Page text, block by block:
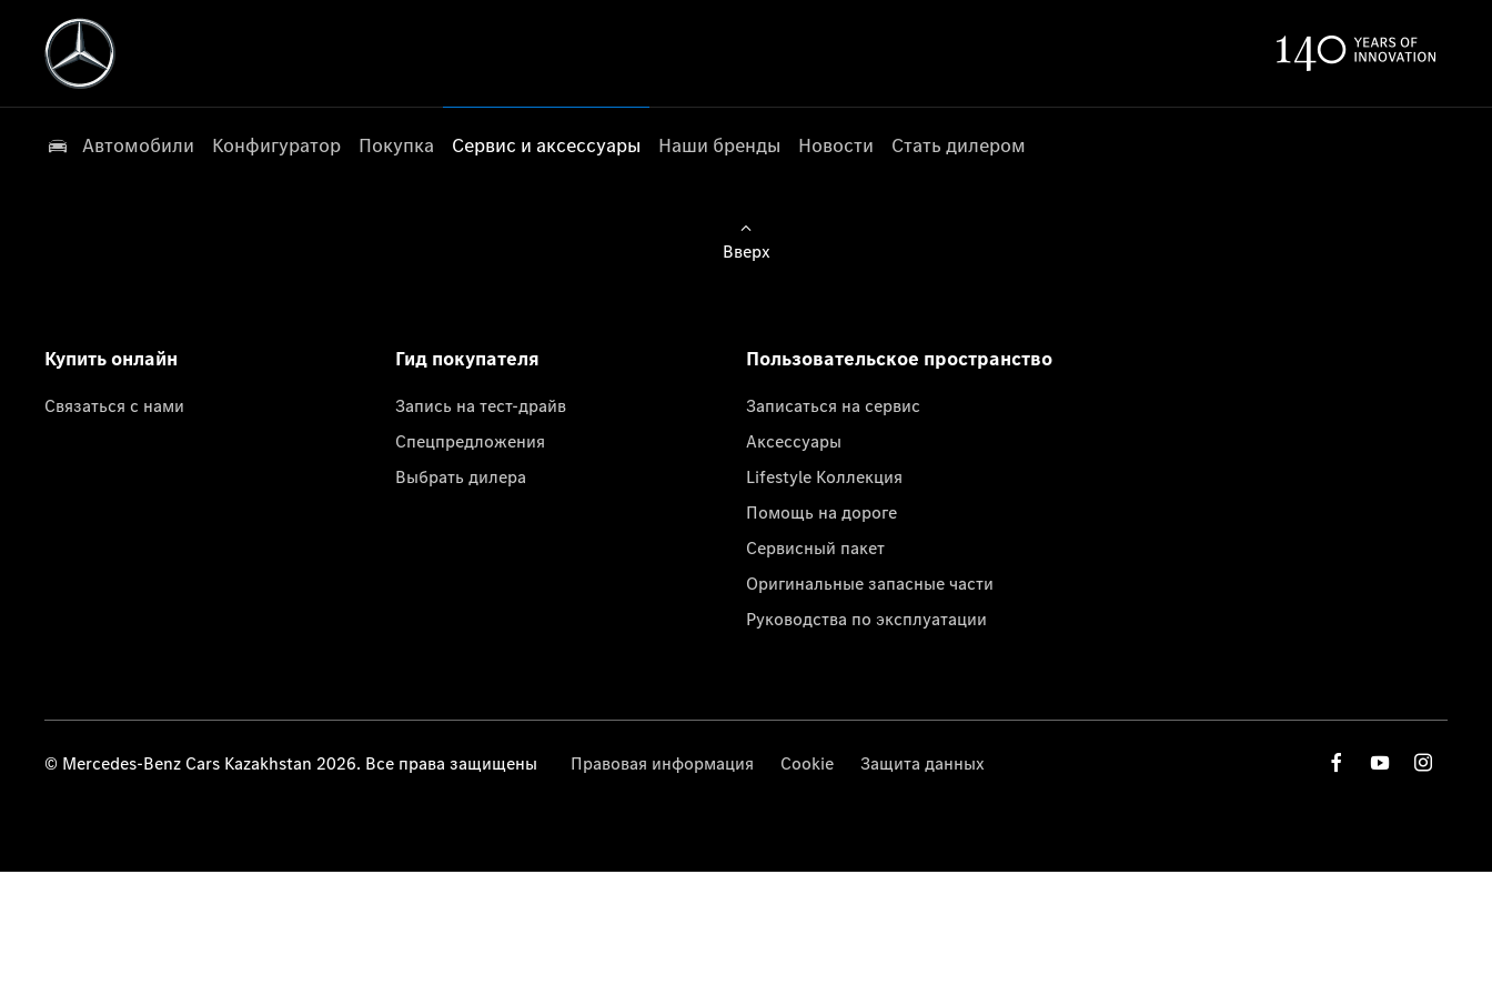
Автомобили Конфигуратор Покупка Сервис и аксессуары Наши бренды Новости Стать дилером
Вверх
Купить онлайн
Связаться с нами
Гид покупателя
Запись на тест-драйв
Спецпредложения
Выбрать дилера
Пользовательское пространство
Записаться на сервис
Аксессуары
Lifestyle Коллекция
Помощь на дороге
Сервисный пакет
Оригинальные запасные части
Руководства по эксплуатации
© Mercedes-Benz Cars Kazakhstan 2026. Все права защищены Правовая информация Cookie Защита данных